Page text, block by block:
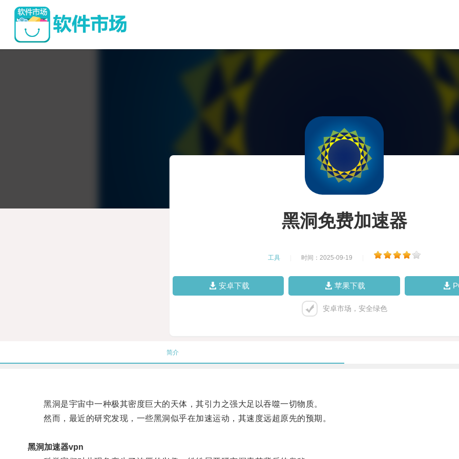
黑洞免费加速器
工具 时间：2025-09-19
安卓下载 苹果下载
安卓市场，安全绿色
简介
黑洞是宇宙中一种极其密度巨大的天体，其引力之强大足以吞噬一切物质。
然而，最近的研究发现，一些黑洞似乎在加速运动，其速度远超原先的预期。
黑洞加速器vpn